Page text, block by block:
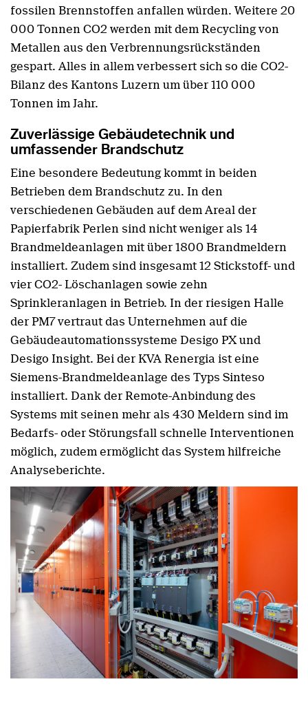
fossilen Brennstoffen anfallen würden. Weitere 20
000 Tonnen CO2 werden mit dem Recycling von
Metallen aus den Verbrennungsrückständen
gespart. Alles in allem verbessert sich so die CO2-
Bilanz des Kantons Luzern um über 110 000
Tonnen im Jahr.
Zuverlässige Gebäudetechnik und
umfassender Brandschutz
Eine besondere Bedeutung kommt in beiden
Betrieben dem Brandschutz zu. In den
verschiedenen Gebäuden auf dem Areal der
Papierfabrik Perlen sind nicht weniger als 14
Brandmeldeanlagen mit über 1800 Brandmeldern
installiert. Zudem sind insgesamt 12 Stickstoff- und
vier CO2- Löschanlagen sowie zehn
Sprinkleranlagen in Betrieb. In der riesigen Halle
der PM7 vertraut das Unternehmen auf die
Gebäudeautomationssysteme Desigo PX und
Desigo Insight. Bei der KVA Renergia ist eine
Siemens-Brandmeldeanlage des Typs Sinteso
installiert. Dank der Remote-Anbindung des
Systems mit seinen mehr als 430 Meldern sind im
Bedarfs- oder Störungsfall schnelle Interventionen
möglich, zudem ermöglicht das System hilfreiche
Analyseberichte.